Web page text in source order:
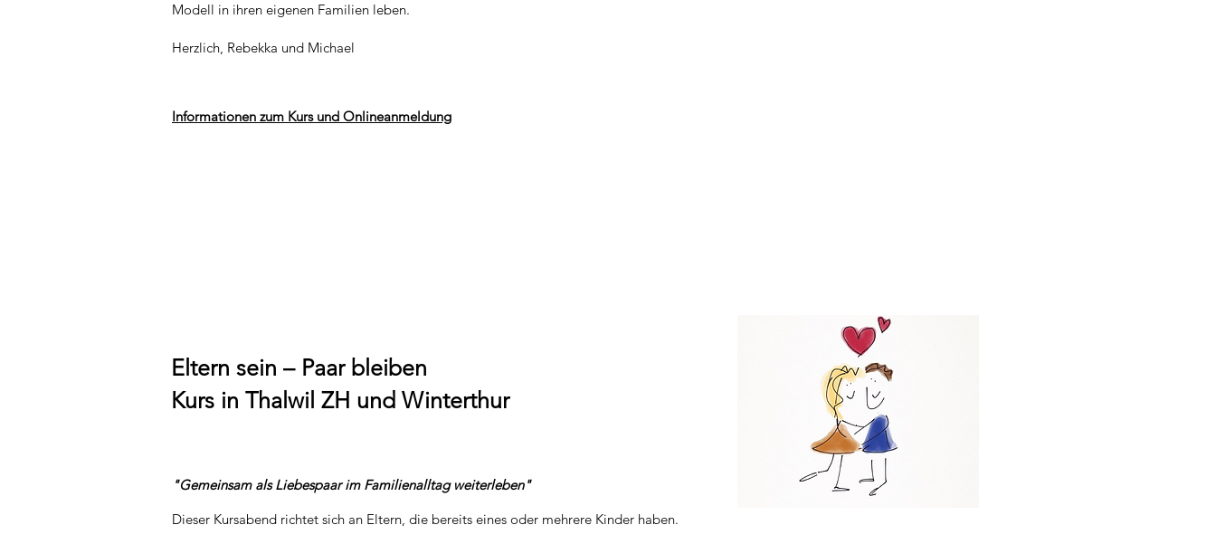
Modell in ihren eigenen Familien leben.
Herzlich, Rebekka und Michael
Informationen zum Kurs und Onlineanmeldung
Eltern sein – Paar bleiben
Kurs in Thalwil ZH und Winterthur
"Gemeinsam als Liebespaar im Familienalltag weiterleben"
Dieser Kursabend richtet sich an Eltern, die bereits eines oder mehrere Kinder haben.